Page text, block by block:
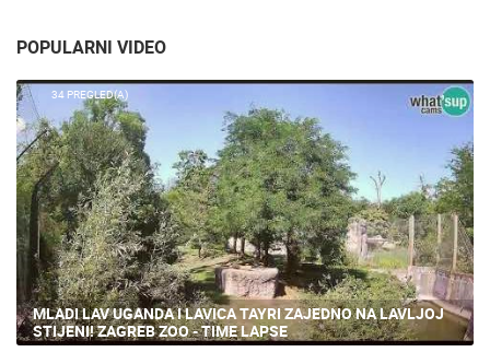
POPULARNI VIDEO
34 PREGLED(A)
MLADI LAV UGANDA I LAVICA TAYRI ZAJEDNO NA LAVLJOJ
STIJENI! ZAGREB ZOO - TIME LAPSE